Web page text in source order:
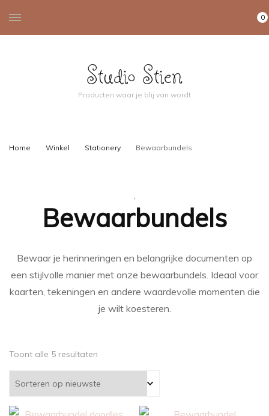
0
Studio Stien
Producten waar je blij van wordt
Home Winkel Stationery Bewaarbundels
,
Bewaarbundels
Bewaar je herinneringen en belangrijke documenten op
een stijlvolle manier met onze bewaarbundels. Ideaal voor
kaarten, tekeningen en andere waardevolle momenten die
je wilt koesteren.
Toont alle 5 resultaten
nieuwste